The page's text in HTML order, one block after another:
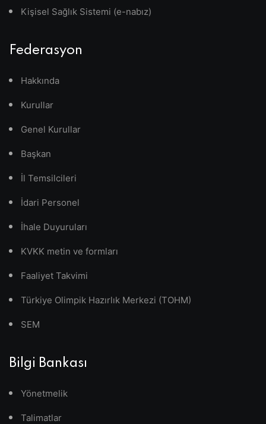
Kişisel Sağlık Sistemi (e-nabız)
Federasyon
Hakkında
Kurullar
Genel Kurullar
Başkan
İl Temsilcileri
İdari Personel
İhale Duyuruları
KVKK metin ve formları
Faaliyet Takvimi
Türkiye Olimpik Hazırlık Merkezi (TOHM)
SEM
Bilgi Bankası
Yönetmelik
Talimatlar